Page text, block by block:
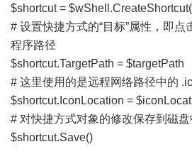
$shortcut =
# 设置快捷方式的“目标”属性，即点
程序路径
$shortcut.TargetPath = $targetPath
# 这里使用的是远程网络路径中的
$shortcut.IconLocation =
# 对快捷方式对象的修改保存到磁盘
$shortcut.Save()